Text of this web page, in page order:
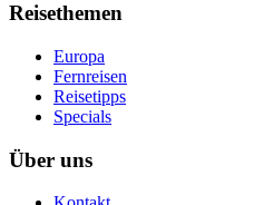
Reisethemen
Europa
Fernreisen
Reisetipps
Specials
Über uns